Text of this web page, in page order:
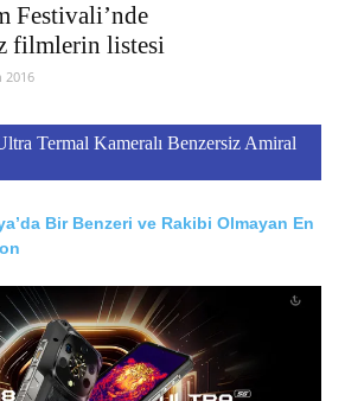
Festivali’nde
filmlerin listesi
2016
Termal Kameralı Benzersiz Amiral
Bir Benzeri ve Rakibi Olmayan En